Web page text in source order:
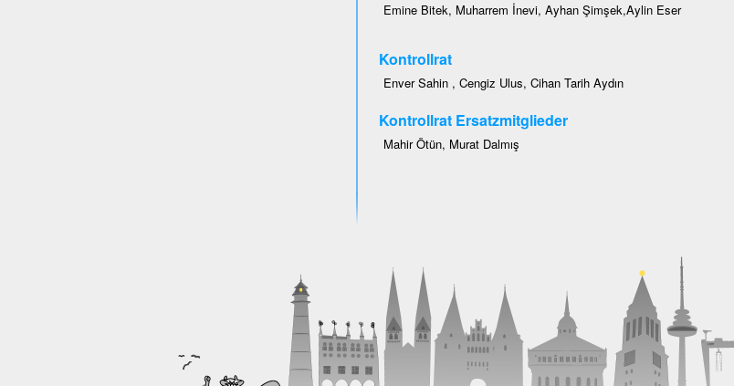
Emine Bitek, Muharrem İnevi, Ayhan Şimşek,Aylin Eser
Kontrollrat
Enver Sahin , Cengiz Ulus, Cihan Tarih Aydın
Kontrollrat Ersatzmitglieder
Mahir Ötün, Murat Dalmış